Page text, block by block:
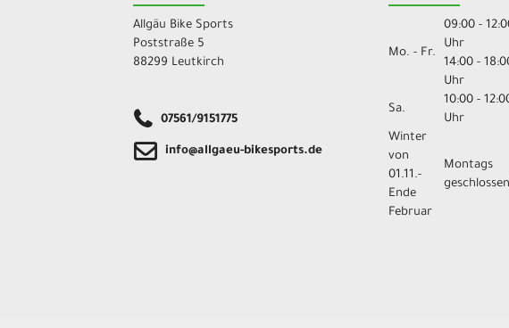
Allgäu Bike Sports
Poststraße 5
88299 Leutkirch
07561/9151775
info@allgaeu-bikesports.de
Mo. - Fr.
09:00 -
Uhr
14:00 -
Uhr
Sa.
10:00 -
Uhr
Winter
von
01.11.-
Ende
Februar
Montags